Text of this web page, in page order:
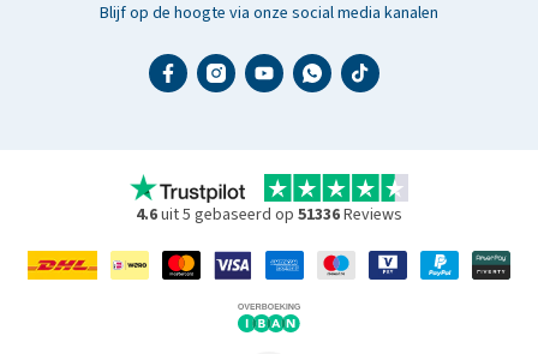
Blijf op de hoogte via onze social media kanalen
4.6uit 5 gebaseerd op 51336Reviews